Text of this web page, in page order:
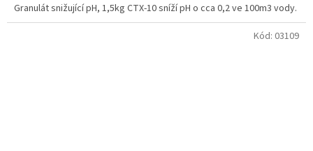
Granulát snižující pH, 1,5kg CTX-10 sníží pH o cca 0,2 ve 100m3 vody.
Kód: 03109